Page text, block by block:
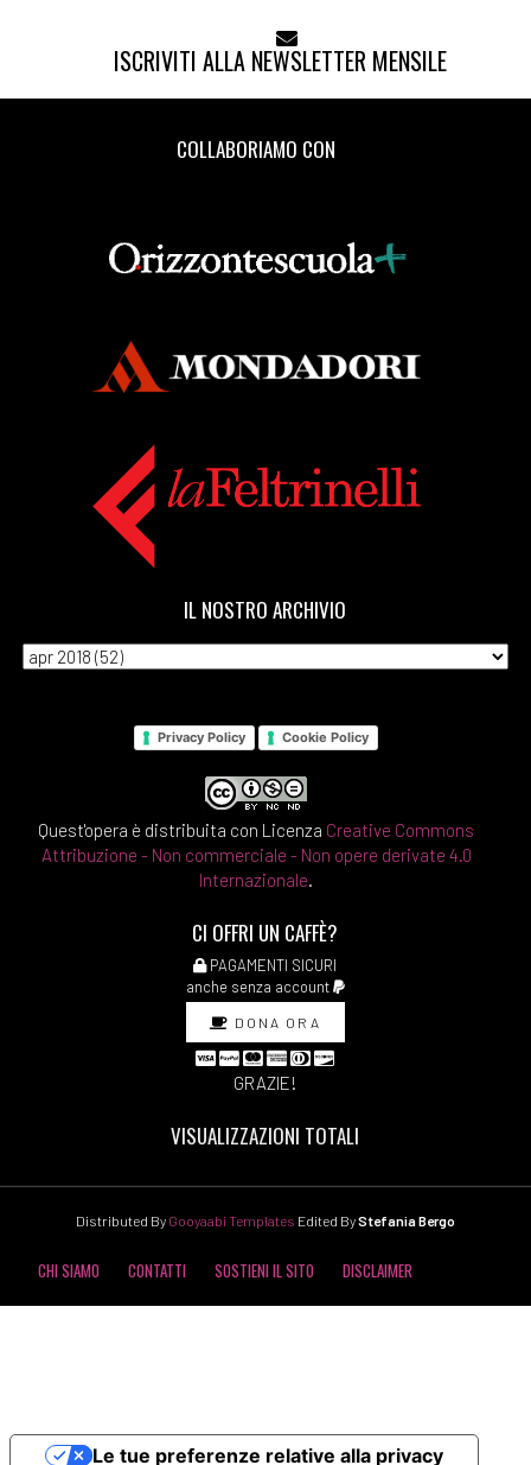
ISCRIVITI ALLA NEWSLETTER MENSILE
COLLABORIAMO CON
IL NOSTRO ARCHIVIO
Privacy Policy Cookie Policy
Quest'opera è distribuita con Licenza Creative Commons
Attribuzione - Non commerciale - Non opere derivate 4.0
Internazionale
CI OFFRI UN CAFFÈ?
PAGAMENTI SICURI
anche senza account
DONA ORA
GRAZIE!
VISUALIZZAZIONI TOTALI
Distributed By Gooyaabi Templates Edited ByStefania Bergo
CHI SIAMO CONTATTI SOSTIENI IL SITO DISCLAIMER
Le tue preferenze relative alla privacy